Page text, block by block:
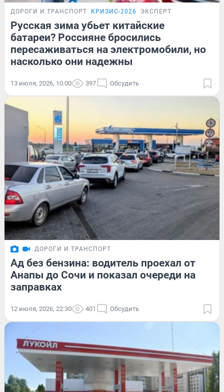
ДОРОГИ И ТРАНСПОРТ КРИЗИС-2026 ЭКСПЕРТ
Русская зима убьет китайские
батареи? Россияне бросились
пересаживаться на электромобили, но
насколько они надежны
13 июля, 2026, 10:00 397 Обсудить
ДОРОГИ И ТРАНСПОРТ
Ад без бензина: водитель проехал от
Анапы до Сочи и показал очереди на
заправках
12 июля, 2026, 22:30 401 Обсудить